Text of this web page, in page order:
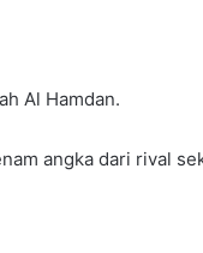
Al Hamdan.
angka dari rival